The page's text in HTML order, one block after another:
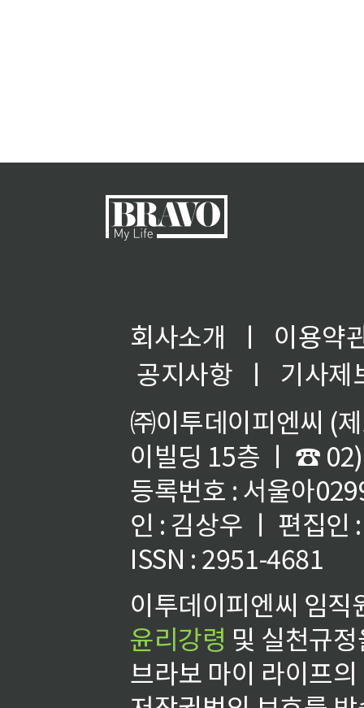
회사소개 ㅣ
이용약
공지사항
ㅣ
기사제
㈜이투데이피엔씨 (
이빌딩 15층 ㅣ ☎
등록번호 : 서울아
인 : 김상우 ㅣ 편집인
ISSN : 2951-4681
이투데이피엔씨 임
윤리강령 및 실천규
브라보 마이 라이프